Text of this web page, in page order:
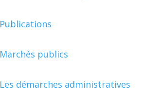
Publications
Marchés publics
Les démarches administratives